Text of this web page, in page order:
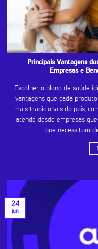
Principais Vantagens
Empresas e
Escolher o plano de saúde
vantagens que cada
mais tradicionais do país,
atende desde empresas
que necessitam
24
jun